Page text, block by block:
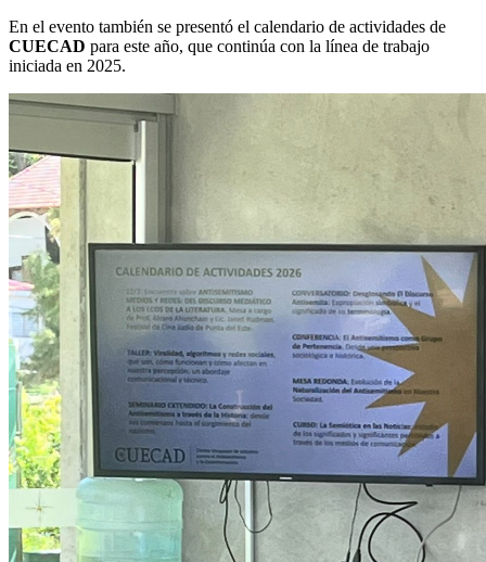
En el evento también se presentó el calendario de actividades de
CUECAD para este año, que continúa con la línea de trabajo
iniciada en 2025.